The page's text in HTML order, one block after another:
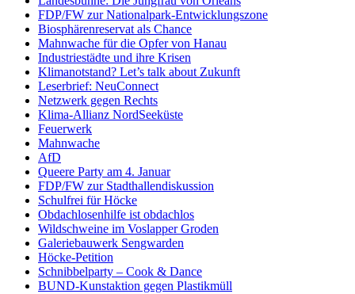
FDP/FW zur Nationalpark-Entwicklungszone
Biosphärenreservat als Chance
Mahnwache für die Opfer von Hanau
Industriestädte und ihre Krisen
Klimanotstand? Let’s talk about Zukunft
Leserbrief: NeuConnect
Netzwerk gegen Rechts
Klima-Allianz NordSeeküste
Feuerwerk
Mahnwache
AfD
Queere Party am 4. Januar
FDP/FW zur Stadthallendiskussion
Schulfrei für Höcke
Obdachlosenhilfe ist obdachlos
Wildschweine im Voslapper Groden
Galeriebauwerk Sengwarden
Höcke-Petition
Schnibbelparty – Cook & Dance
BUND-Kunstaktion gegen Plastikmüll